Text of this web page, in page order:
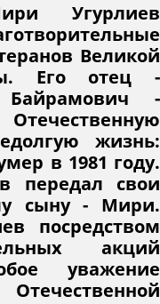
Угурлиев
Великой
Его отец -
Байрамович -
жизнь:
в 1981 году.
передал свои
сыну - Мири.
посредством
акций
уважение